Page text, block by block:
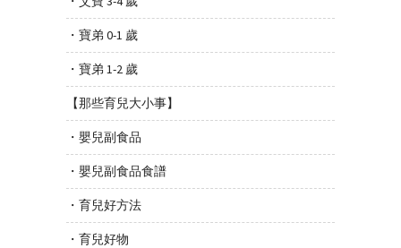
・寶弟 0-1 歲
・寶弟 1-2 歲
【那些育兒大小事】
・嬰兒副食品
・嬰兒副食品食譜
・育兒好方法
・育兒好物